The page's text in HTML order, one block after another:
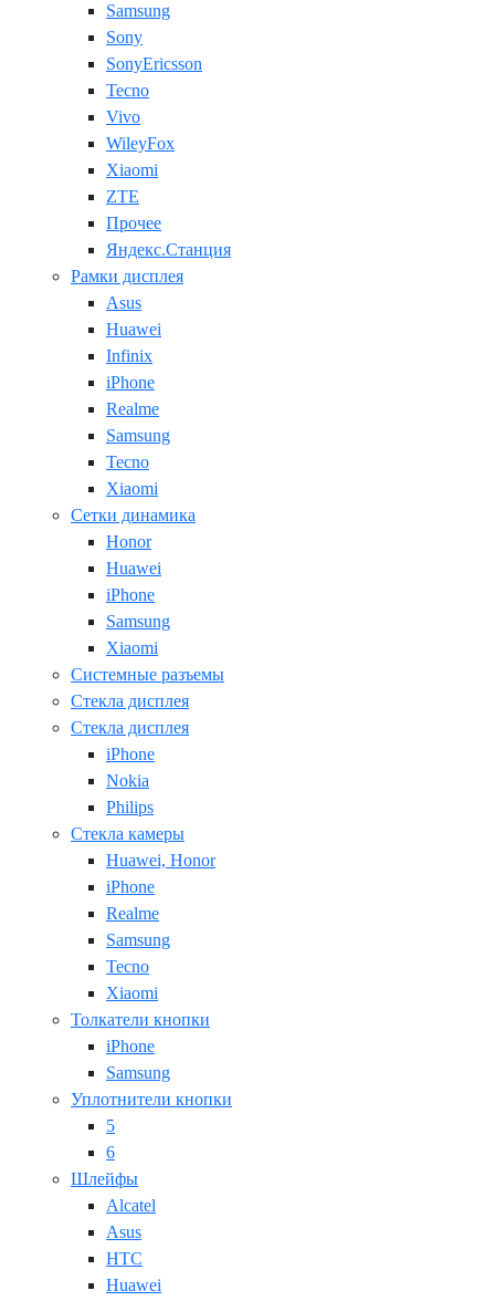
Samsung
Sony
SonyEricsson
Tecno
Vivo
WileyFox
Xiaomi
ZTE
Прочее
Яндекс.Станция
Рамки дисплея
Asus
Huawei
Infinix
iPhone
Realme
Samsung
Tecno
Xiaomi
Сетки динамика
Honor
Huawei
iPhone
Samsung
Xiaomi
Системные разъемы
Стекла дисплея
Стекла дисплея
iPhone
Nokia
Philips
Стекла камеры
Huawei, Honor
iPhone
Realme
Samsung
Tecno
Xiaomi
Толкатели кнопки
iPhone
Samsung
Уплотнители кнопки
5
6
Шлейфы
Alcatel
Asus
HTC
Huawei